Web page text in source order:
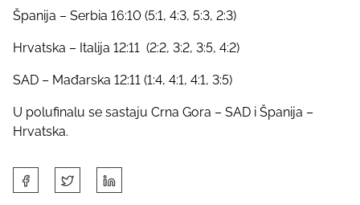
Španija – Serbia 16:10 (5:1, 4:3, 5:3, 2:3)
Hrvatska – Italija 12:11 (2:2, 3:2, 3:5, 4:2)
SAD – Mađarska 12:11 (1:4, 4:1, 4:1, 3:5)
U polufinalu se sastaju Crna Gora – SAD i Španija –
Hrvatska.
h